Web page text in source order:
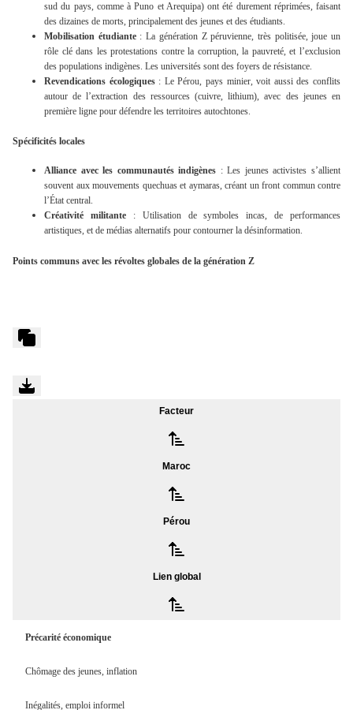
sud du pays, comme à Puno et Arequipa) ont été durement réprimées, faisant
des dizaines de morts, principalement des jeunes et des étudiants.
Mobilisation étudiante: La génération Z péruvienne, très politisée, joue un
rôle clé dans les protestations contre la corruption, la pauvreté, et l’exclusion
des populations indigènes. Les universités sont des foyers de résistance.
Revendications écologiques: Le Pérou, pays minier, voit aussi desconflits
autour de l’extraction des ressources(cuivre, lithium), avec des jeunes en
première ligne pour défendre les territoires autochtones.
Spécificités locales
Alliance avec les communautés indigènes : Les jeunes activistes s’allient
souvent aux mouvements quechuas et aymaras, créant un front commun contre
l’État central.
Créativité militante: Utilisation desymboles incas, de performances
artistiques, et de médias alternatifs pour contourner la désinformation.
Points communs avec les révoltes globales de la génération Z
Facteur
Maroc
Pérou
Lien global
Précarité économique
Chômage des jeunes, inflation
Inégalités, emploi informel